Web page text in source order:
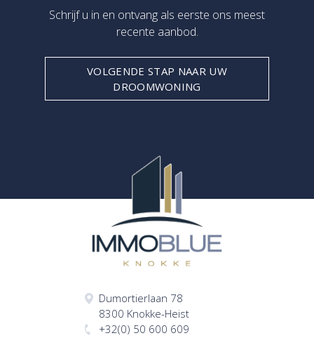
Schrijf u in en ontvang als eerste ons meest
recente aanbod.
VOLGENDE STAP NAAR UW
DROOMWONING
Dumortierlaan 78
8300 Knokke-Heist
+32(0) 50 600 609